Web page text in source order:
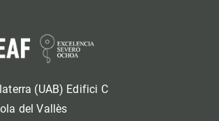
(UAB) Edifici C
del Vallès